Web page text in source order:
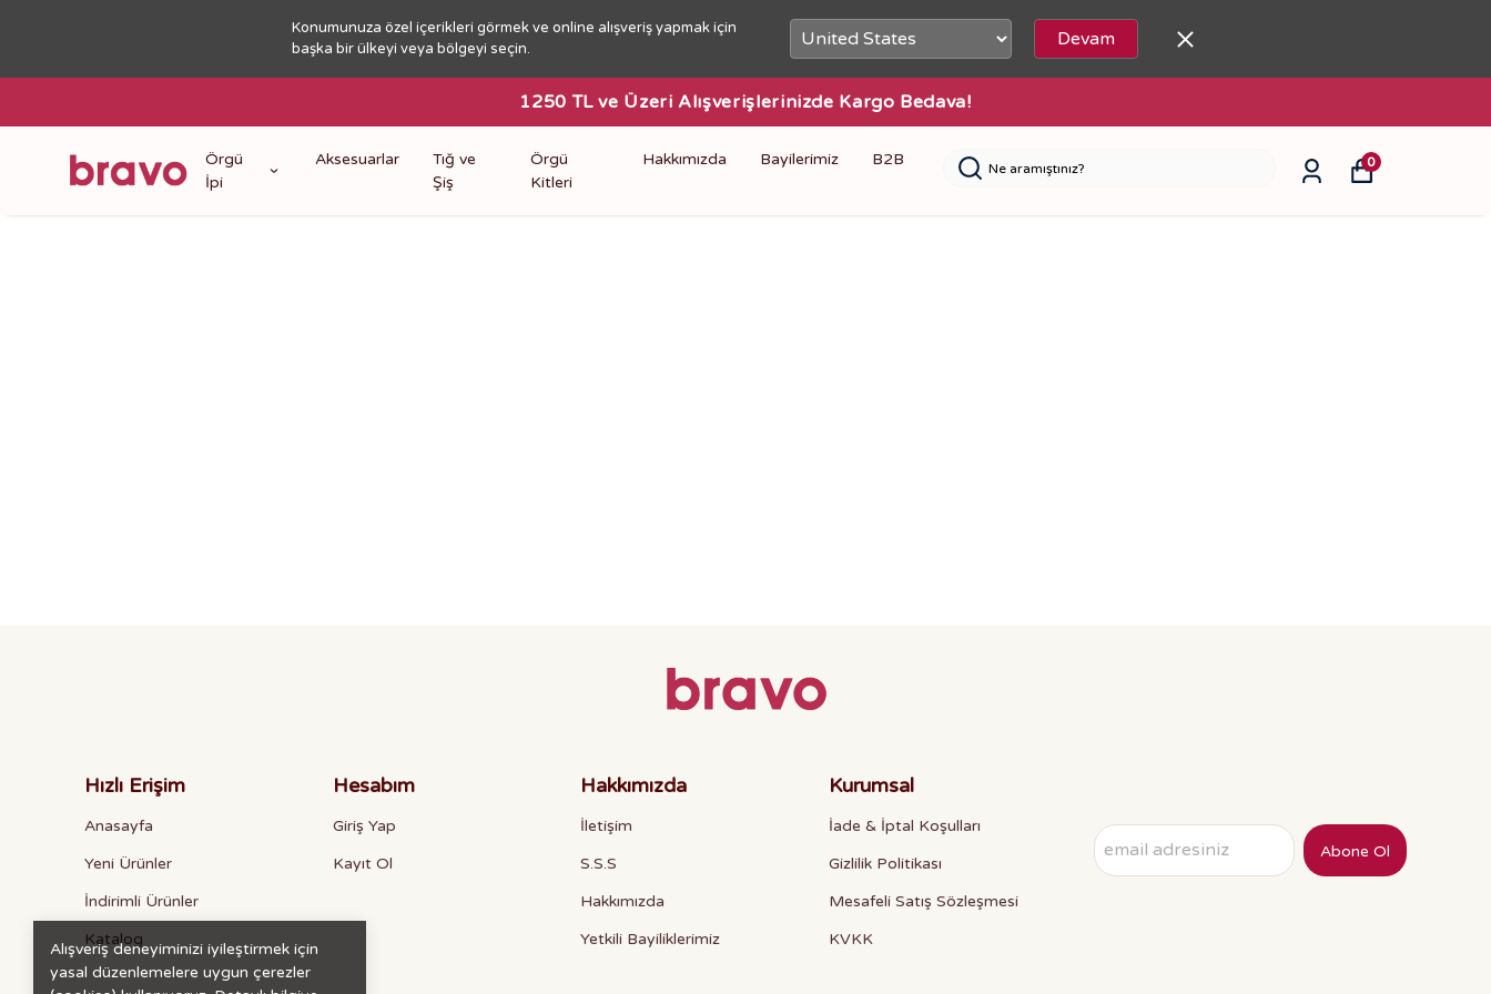
Konumunuza özel içerikleri görmek ve online alışveriş yapmak için
başka bir ülkeyi veya bölgeyi seçin.
Devam
1250 TL ve Üzeri Alışverişlerinizde Kargo Bedava!
Örgü
İpi
Aksesuarlar
Tığ ve
Şiş
Örgü
Kitleri
Hakkımızda Bayilerimiz B2B 0
Alışveriş deneyiminizi iyileştirmek için
yasal düzenlemelere uygun çerezler
Hızlı Erişim
Anasayfa
Yeni Ürünler
İndirimli Ürünler
Katalog
Hesabım
Giriş Yap
Kayıt Ol
Hakkımızda
İletişim
S.S.S
Hakkımızda
Yetkili Bayiliklerimiz
Kurumsal
İade & İptal Koşulları
Gizlilik Politikası
Mesafeli Satış Sözleşmesi
KVKK
Abone Ol